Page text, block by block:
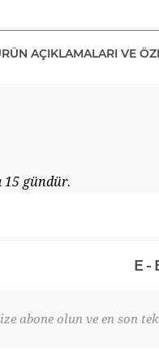
AÇIKLAMALARI VE
15 gündür.
E-
abone olun ve en son